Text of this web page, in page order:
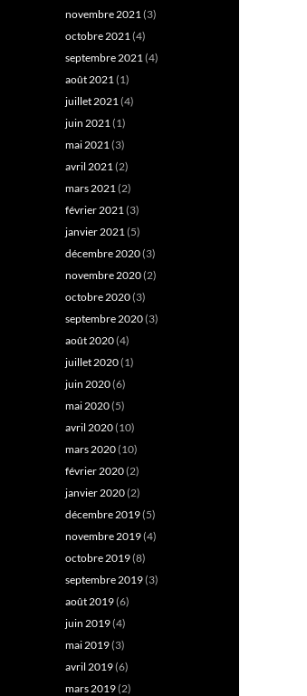
novembre 2021(3)
octobre 2021(4)
septembre 2021(4)
août 2021(1)
juillet 2021(4)
juin 2021(1)
mai 2021(3)
avril 2021(2)
mars 2021(2)
février 2021(3)
janvier 2021(5)
décembre 2020(3)
novembre 2020(2)
octobre 2020(3)
septembre 2020(3)
août 2020(4)
juillet 2020(1)
juin 2020(6)
mai 2020(5)
avril 2020(10)
mars 2020(10)
février 2020(2)
janvier 2020(2)
décembre 2019(5)
novembre 2019(4)
octobre 2019(8)
septembre 2019(3)
août 2019(6)
juin 2019(4)
mai 2019(3)
avril 2019(6)
mars 2019(2)